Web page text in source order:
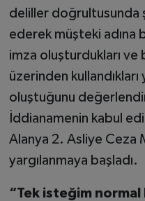
deliller doğrultusunda
ederek müşteki adına
imza oluşturdukları ve
üzerinden
oluştuğunu
İddianamenin kabul
Alanya 2. Asliye Ceza
yargılanmaya başladı.
“Tek isteğim normal